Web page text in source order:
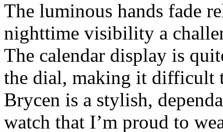
The luminous hands fade
nighttime visibility a
The calendar display is
the dial, making it difficult
Brycen is a stylish,
watch that I’m proud to